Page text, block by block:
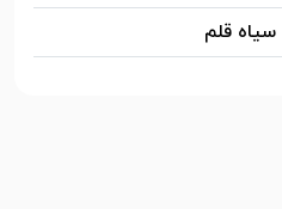
سیاه قلم